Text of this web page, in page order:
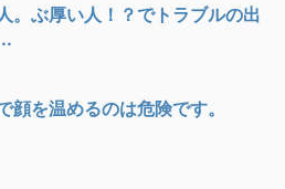
。ぶ厚い人！？でトラブルの出
顔を温めるのは危険です。